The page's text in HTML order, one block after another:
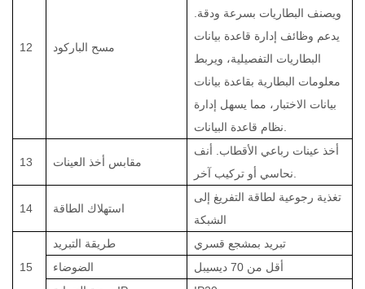
12 مسح الباركود
ويصنف البطاريات بسرعة ودقة.
يدعم وظائف إدارة قاعدة بيانات
البطاريات التفصيلية، ويربط
معلومات البطارية بقاعدة بيانات
بيانات الاختبار، مما يسهل إدارة
نظام قاعدة البيانات.
13 مقابس أخذ العينات
أخذ عينات رباعي الأقطاب. أنف
نحاسي أو تركيب آخر.
14 استهلاك الطاقة
تغذية رجوعية لطاقة التفريغ إلى
الشبكة
15
طريقة التبريد
تبريد بمشجع قسري
الضوضاء
أقل من 70 ديسيبل